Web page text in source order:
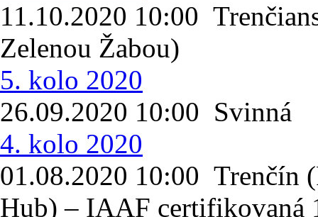
11.10.2020 10:00
Zelenou Žabou)
5. kolo 2020
26.09.2020 10:00 Svinná
4. kolo 2020
01.08.2020 10:00 Trenčín
Hub) – IAAF certifikovaná